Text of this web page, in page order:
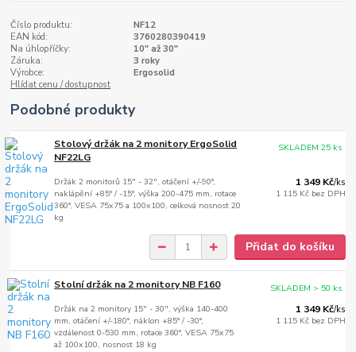
Číslo produktu:
NF12
EAN kód:
3760280390419
Na úhlopříčky:
10" až 30"
Záruka:
3 roky
Výrobce:
Ergosolid
Hlídat cenu / dostupnost
Podobné produkty
Stolový držák na 2 monitory ErgoSolid
NF22LG
Držák 2 monitorů 15" - 32", otáčení +/-90°,
naklápění +85° / -15°, výška 200-475 mm, rotace
360°, VESA 75x75 a 100x100, celková nosnost 20
kg
1 349 Kč/ks
1 115 Kč bez DPH
SKLADEM 25 ks
Přidat do košíku
Stolní držák na 2 monitory NB F160
Držák na 2 monitory 15" - 30", výška 140-400
mm, otáčení +/-180°, náklon +85° / -30°,
vzdálenost 0-530 mm, rotace 360°, VESA 75x75
až 100x100, nosnost 18 kg
1 349 Kč/ks
1 115 Kč bez DPH
SKLADEM > 50 ks